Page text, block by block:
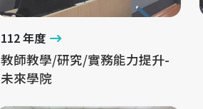
112 年度
教師教學/研究/實務能力提升-
未來學院